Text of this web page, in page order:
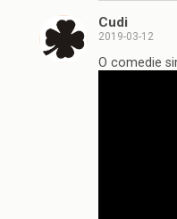
Cudi
2019-03-12
O comedie